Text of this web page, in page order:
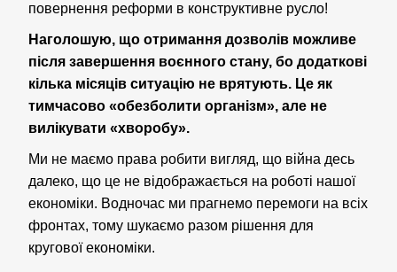
повернення реформи в конструктивне русло!
Наголошую, що отримання дозволів можливе
після завершення воєнного стану, бо додаткові
кілька місяців ситуацію не врятують. Це як
тимчасово «обезболити організм», але не
вилікувати «хворобу».
Ми не маємо права робити вигляд, що війна десь
далеко, що це не відображається на роботі нашої
економіки. Водночас ми прагнемо перемоги на всіх
фронтах, тому шукаємо разом рішення для
кругової економіки.